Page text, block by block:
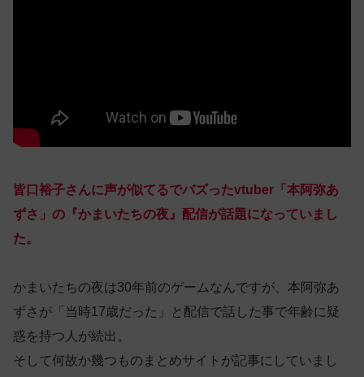
皆口裕子さんに声が似てるでバズったvtuber「本阿弥あ
ずさ」の『かまいたちの夜』配信が話題になっていまし
た。
かまいたちの夜は30年前のゲームなんですが、本阿弥あ
ずさが「当時17歳だった」と配信で話した事で年齢に疑
惑を持つ人が続出。
そして何故か幾つものまとめサイトが記事にしていまし